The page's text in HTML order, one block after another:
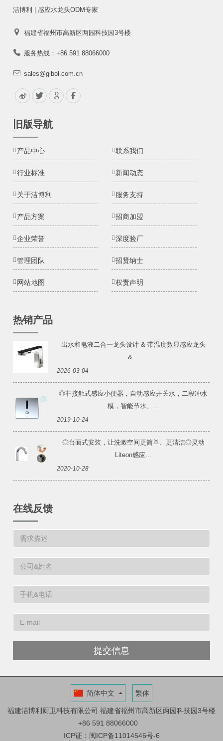
洁博利 | 感应水龙头ODM专家
福建省福州市高新区两园科技园3号楼
服务热线：+86 591 88066000
sales@gibol.com.cn
旧版导航
产品中心 联系我们
行业标准 新闻动态
关于洁博利 服务支持
产品方案 招商加盟
企业荣誉 深度验厂
管理团队 招贤纳士
网站地图 权责声明
热销产品
出水和皂液二合一龙头设计 & 带温度数显感应龙头
&...
2026-03-04
◎非接触式感应小便器，自动感应开关水，二段冲水
模，智能节水、...
2019-10-24
◎台面式安装，让洗漱空间更简单、更清洁◎灵动
Liteon感应...
2020-10-28
在线反馈
提交信息
简体中文 繁体
福建洁博利厨卫科技有限公司 福建省福州市高新区两园科技园3号楼
+86 591 88066000
ICP证：闽ICP备11014546号-6